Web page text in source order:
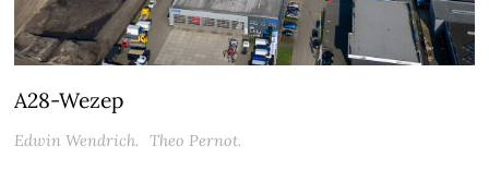
A28-Wezep
Edwin Wendrich. Theo Pernot.